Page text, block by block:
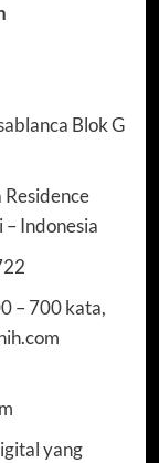
Blok G
Indonesia
– 700 kata,
yang